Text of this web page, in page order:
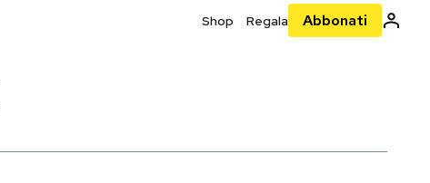
Shop Regala Abbonati